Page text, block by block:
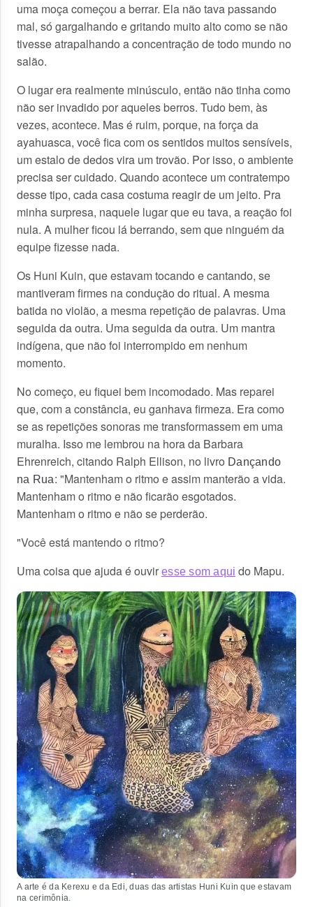
uma moça começou a berrar. Ela não tava passando
mal, só gargalhando e gritando muito alto como se não
tivesse atrapalhando a concentração de todo mundo no
salão.
O lugar era realmente minúsculo, então não tinha como
não ser invadido por aqueles berros. Tudo bem, às
vezes, acontece. Mas é ruim, porque, na força da
ayahuasca, você fica com os sentidos muitos sensíveis,
um estalo de dedos vira um trovão. Por isso, o ambiente
precisa ser cuidado. Quando acontece um contratempo
desse tipo, cada casa costuma reagir de um jeito. Pra
minha surpresa, naquele lugar que eu tava, a reação foi
nula. A mulher ficou lá berrando, sem que ninguém da
equipe fizesse nada.
Os Huni Kuin, que estavam tocando e cantando, se
mantiveram firmes na condução do ritual. A mesma
batida no violão, a mesma repetição de palavras. Uma
seguida da outra. Uma seguida da outra. Um mantra
indígena, que não foi interrompido em nenhum
momento.
No começo, eu fiquei bem incomodado. Mas reparei
que, com a constância, eu ganhava firmeza. Era como
se as repetições sonoras me transformassem em uma
muralha. Isso me lembrou na hora da Barbara
Ehrenreich, citando Ralph Ellison, no livro Dançando
na Rua: "Mantenham o ritmo e assim manterão a vida.
Mantenham o ritmo e não ficarão esgotados.
Mantenham o ritmo e não se perderão.
"Você está mantendo o ritmo?
Uma coisa que ajuda é ouvir esse som aqui do Mapu.
A arte é da Kerexu e da Edi, duas das artistas Huni Kuin que estavam
na cerimônia.